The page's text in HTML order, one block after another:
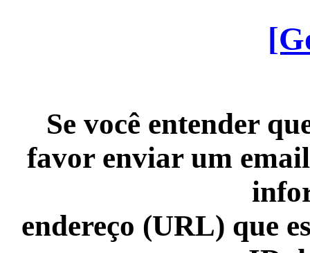
Se você entender
favor enviar um
endereço (URL) que